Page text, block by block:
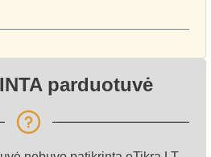
parduotuvė